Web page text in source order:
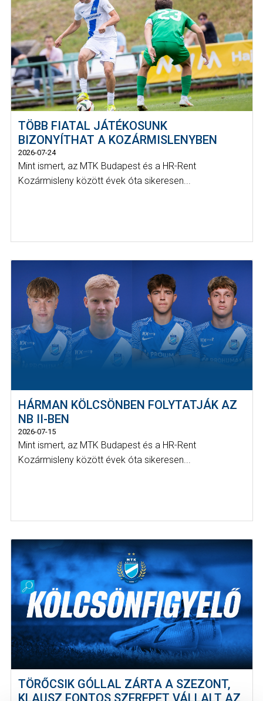
TÖBB FIATAL JÁTÉKOSUNK
BIZONYÍTHAT A KOZÁRMISLENYBEN
2026-07-24
Mint ismert, az MTK Budapest és a HR-Rent
Kozármisleny között évek óta sikeresen...
HÁRMAN KÖLCSÖNBEN FOLYTATJÁK AZ
NB II-BEN
2026-07-15
Mint ismert, az MTK Budapest és a HR-Rent
Kozármisleny között évek óta sikeresen...
TÖRŐCSIK GÓLLAL ZÁRTA A SZEZONT,
KLAUSZ FONTOS SZEREPET VÁLLALT AZ